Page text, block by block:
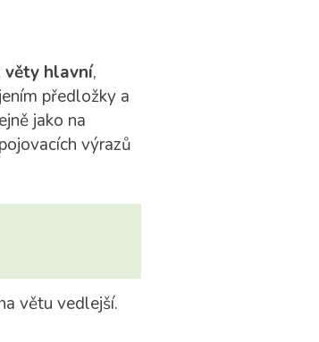
věty hlavní,
předložky a
jako na
výrazů
větu vedlejší.